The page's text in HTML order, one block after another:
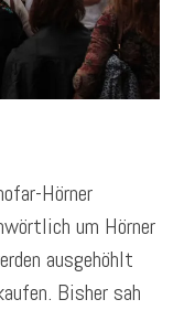
Hörner
um Hörner
ausgehöhlt
Bisher sah